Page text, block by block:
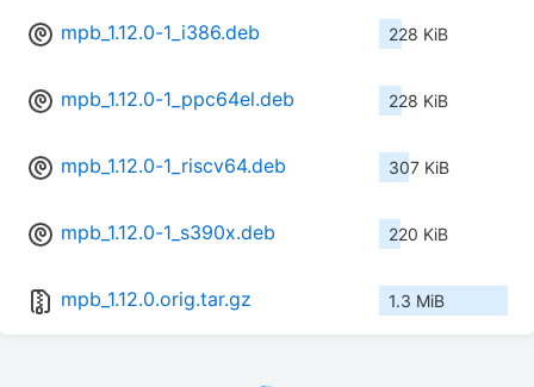
mpb_1.12.0-1_i386.deb 228 KiB
mpb_1.12.0-1_ppc64el.deb 228 KiB
mpb_1.12.0-1_riscv64.deb 307 KiB
mpb_1.12.0-1_s390x.deb 220 KiB
mpb_1.12.0.orig.tar.gz 1.3 MiB